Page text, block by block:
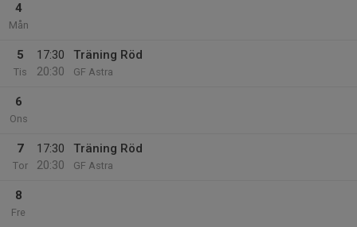
4
Mån
5
Tis
17:30
20:30
Träning Röd
GF Astra
6
Ons
7
Tor
17:30
20:30
Träning Röd
GF Astra
8
Fre